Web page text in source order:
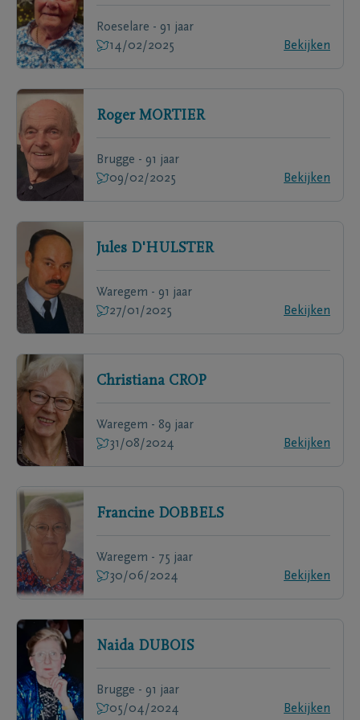
Roeselare - 91 jaar
14/02/2025
Bekijken
Roger MORTIER
Brugge - 91 jaar
09/02/2025
Bekijken
Jules D'HULSTER
Waregem - 91 jaar
27/01/2025
Bekijken
Christiana CROP
Waregem - 89 jaar
31/08/2024
Bekijken
Francine DOBBELS
Waregem - 75 jaar
30/06/2024
Bekijken
Naida DUBOIS
Brugge - 91 jaar
05/04/2024
Bekijken